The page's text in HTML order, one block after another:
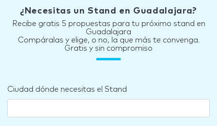
¿Necesitas un Stand en Guadalajara?
Recibe gratis 5 propuestas para tu próximo stand en
Guadalajara
Compáralas y elige, o no, la que más te convenga.
Gratis y sin compromiso
Ciudad dónde necesitas el Stand